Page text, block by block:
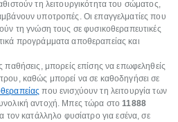
τη λειτουργικότητα του σώματος,
υποτροπές. Οι επαγγελματίες που
τη γνώση τους σε φυσικοθεραπευτικές
προγράμματα αποθεραπείας και
παθήσεις, μπορείς επίσης να επωφεληθείς
καθώς μπορεί να σε καθοδηγήσει σε
που ενισχύουν τη λειτουργία των
αντοχή. Μπες τώρα στο11888
τον κατάλληλο φυσίατρο για εσένα, σε